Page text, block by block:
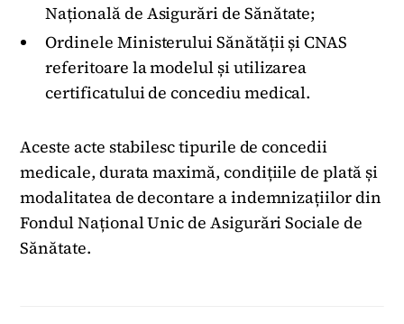
Națională de Asigurări de Sănătate;
Ordinele Ministerului Sănătății și CNAS
referitoare la modelul și utilizarea
certificatului de concediu medical.
Aceste acte stabilesc tipurile de concedii
medicale, durata maximă, condițiile de plată și
modalitatea de decontare a indemnizațiilor din
Fondul Național Unic de Asigurări Sociale de
Sănătate.